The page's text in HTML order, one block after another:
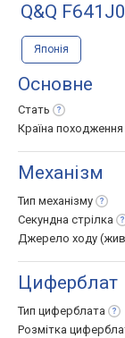
Q&Q
Японія
Основне
Стать
Країна походження
Механізм
Тип механізму
Секундна стрілка
Джерело ходу
Циферблат
Тип циферблата
Розмітка